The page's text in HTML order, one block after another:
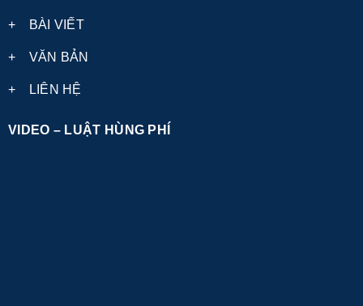
+ BÀI VIẾT
+ VĂN BẢN
+ LIÊN HỆ
VIDEO – LUẬT HÙNG PHÍ